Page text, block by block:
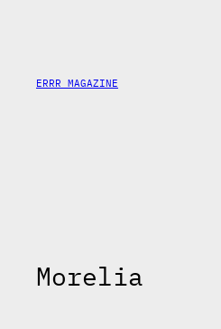
ERRR MAGAZINE
Morelia